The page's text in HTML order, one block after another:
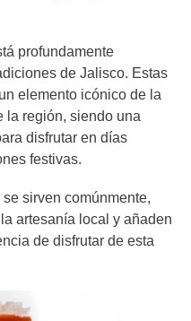
profundamente
de Jalisco. Estas
elemento icónico de la
la región, siendo una
disfrutar en días
festivas.
sirven comúnmente,
artesanía local y añaden
de disfrutar de esta